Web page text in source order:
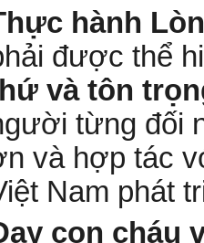
hành
được thể
và tôn
từng đối
và hợp tác
Nam phát
con cháu